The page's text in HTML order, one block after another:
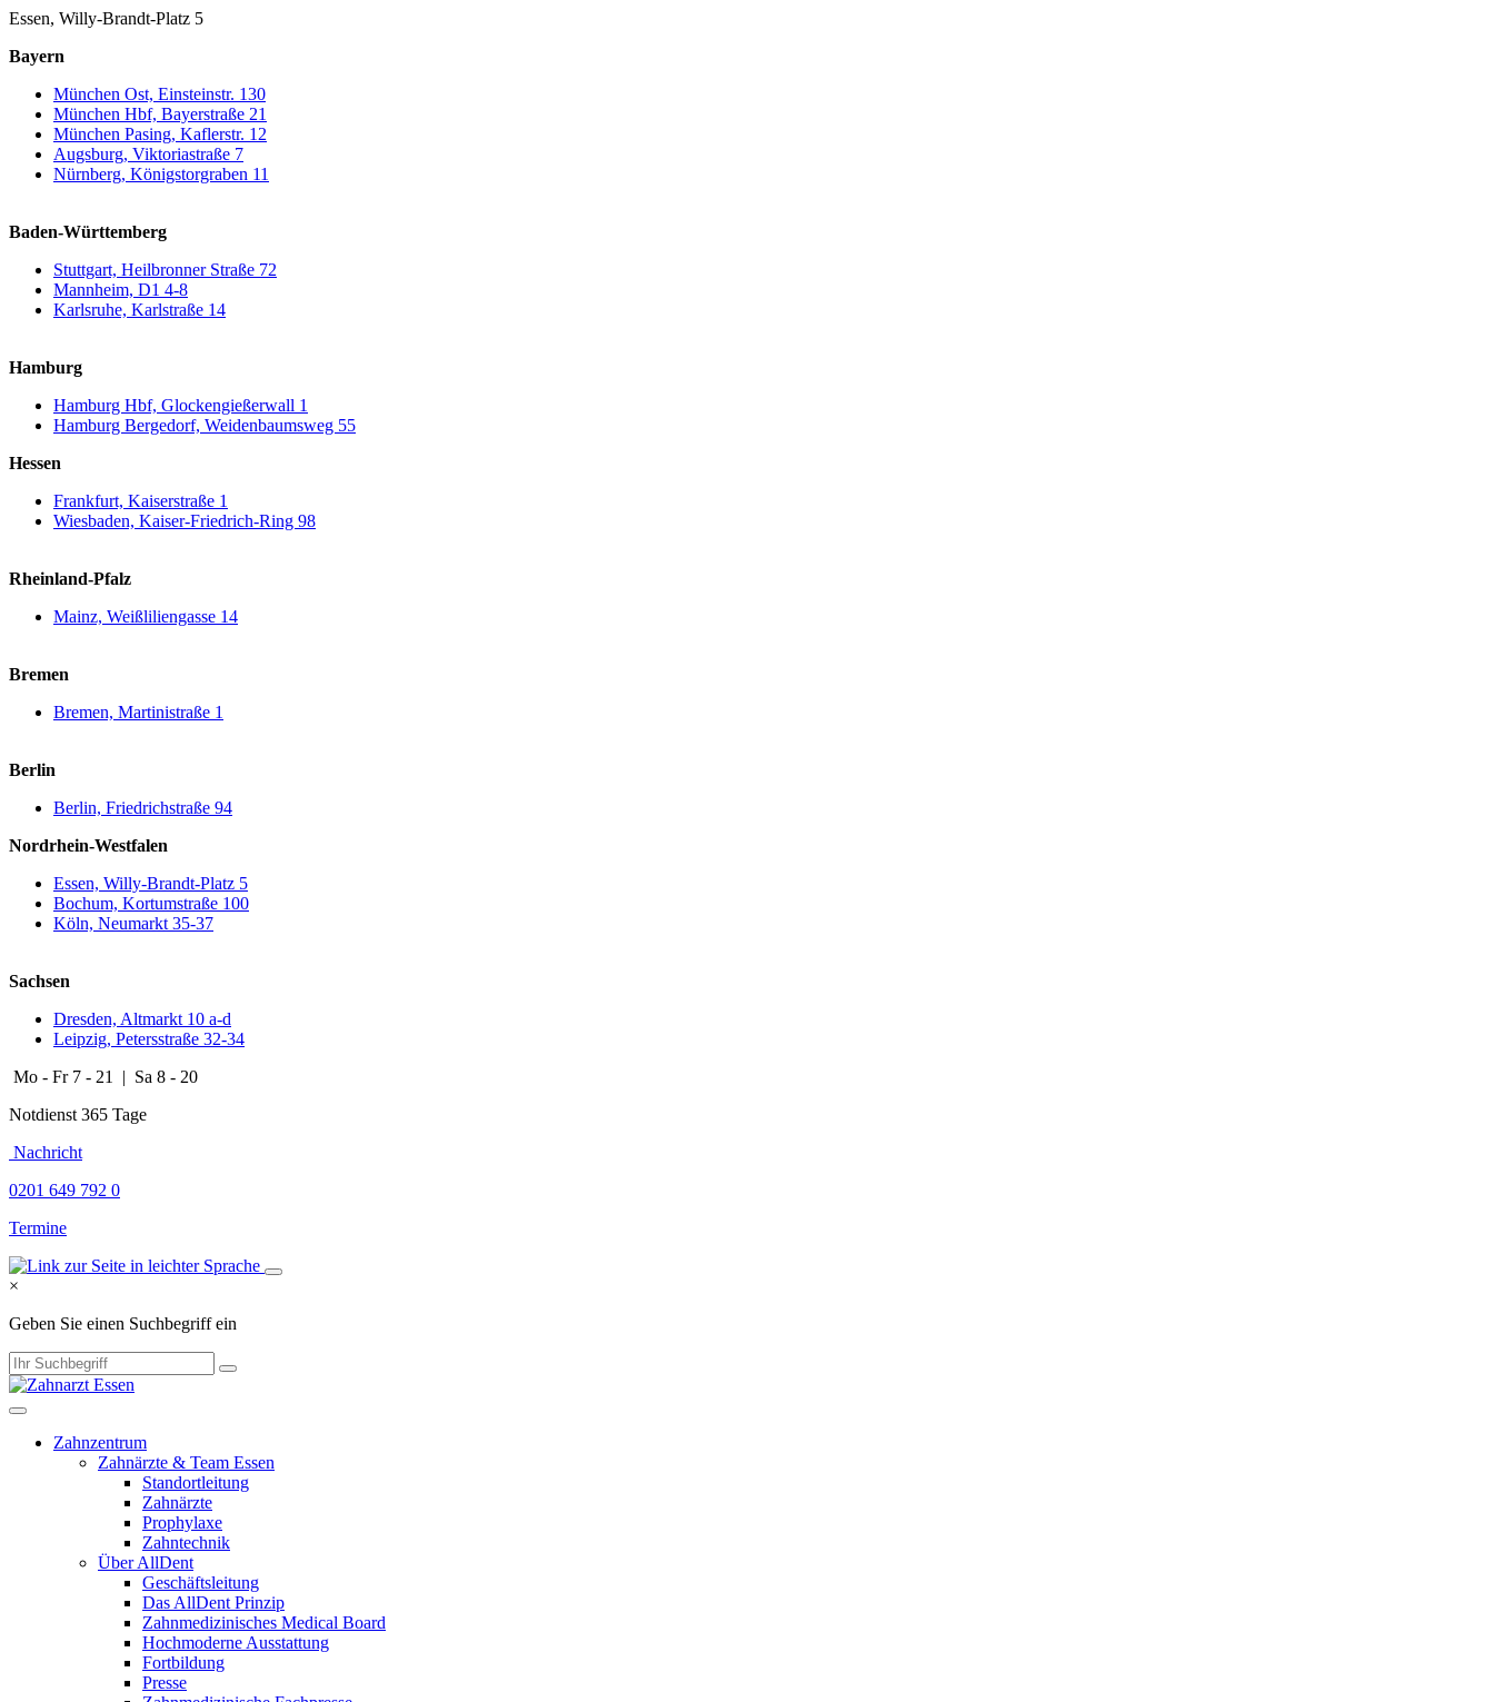
Essen, Willy-Brandt-Platz 5
Bayern
München Ost, Einsteinstr. 130
München Hbf, Bayerstraße 21
München Pasing, Kaflerstr. 12
Augsburg, Viktoriastraße 7
Nürnberg, Königstorgraben 11
Baden-Württemberg
Stuttgart, Heilbronner Straße 72
Mannheim, D1 4-8
Karlsruhe, Karlstraße 14
Hamburg
Hamburg Hbf, Glockengießerwall 1
Hamburg Bergedorf, Weidenbaumsweg 55
Hessen
Frankfurt, Kaiserstraße 1
Wiesbaden, Kaiser-Friedrich-Ring 98
Rheinland-Pfalz
Mainz, Weißliliengasse 14
Bremen
Bremen, Martinistraße 1
Berlin
Berlin, Friedrichstraße 94
Nordrhein-Westfalen
Essen, Willy-Brandt-Platz 5
Bochum, Kortumstraße 100
Köln, Neumarkt 35-37
Sachsen
Dresden, Altmarkt 10 a-d
Leipzig, Petersstraße 32-34
Mo - Fr 7 - 21 | Sa 8 - 20
Notdienst 365 Tage
​​​ Nachricht
0201 649 792 0
Termine
×
Geben Sie einen Suchbegriff ein
Zahnzentrum
Zahnärzte & Team Essen
Standortleitung
Zahnärzte
Prophylaxe
Zahntechnik
Über AllDent
Geschäftsleitung
Das AllDent Prinzip
Zahnmedizinisches Medical Board
Hochmoderne Ausstattung
Fortbildung
Presse